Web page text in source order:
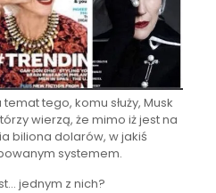
tego, komu służy, Musk
wierzą, że mimo iż jest na
biliona dolarów, w jakiś
systemem.
jednym z nich?